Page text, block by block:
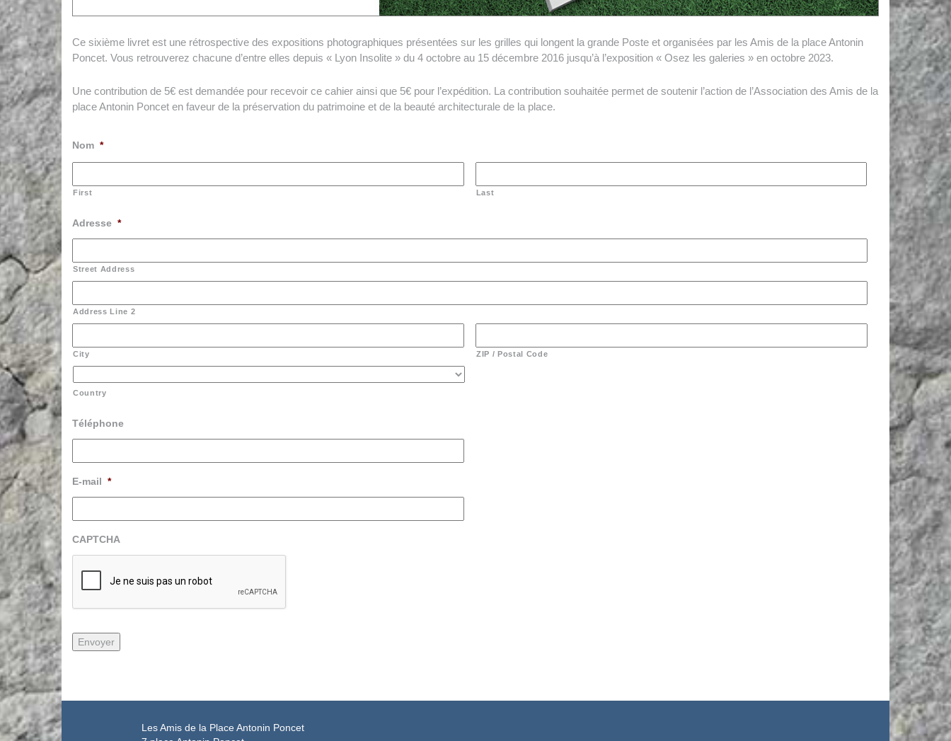
Ce sixième livret est une rétrospective des expositions photographiques présentées sur les grilles qui longent la grande Poste et organisées par les Amis de la place Antonin
Poncet. Vous retrouverez chacune d’entre elles depuis « Lyon Insolite » du 4 octobre au 15 décembre 2016 jusqu’à l’exposition « Osez les galeries » en octobre 2023.
Une contribution de 5€ est demandée pour recevoir ce cahier ainsi que 5€ pour l’expédition. La contribution souhaitée permet de soutenir l’action de l’Association des Amis de la
place Antonin Poncet en faveur de la préservation du patrimoine et de la beauté architecturale de la place.
Nom *
First Last
Adresse *
Street Address
Address Line 2
City ZIP / Postal Code
Country
Téléphone
E-mail *
CAPTCHA
Les Amis de la Place Antonin Poncet